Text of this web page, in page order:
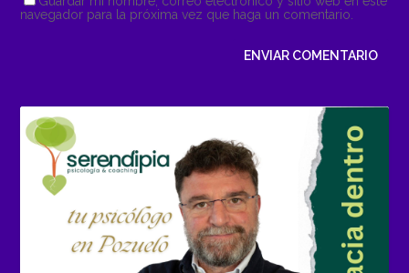
navegador para la próxima vez que haga un comentario.